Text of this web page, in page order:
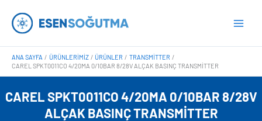
atla
ANA SAYFA ÜRÜNLERIMIZ ÜRÜNLER
TRANSMITTER
CAREL SPKT0011CO 4/20MA 0/10BAR 8/28V ALÇAK BASINÇ TRANSMITTER
CAREL SPKT0011CO 4/20MA 0/10BAR 8/28V
ALÇAK BASINÇ TRANSMITTER